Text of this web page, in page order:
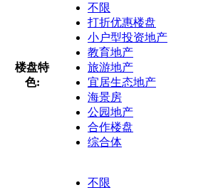
楼盘特
色:
不限
打折优惠楼盘
小户型投资地产
教育地产
旅游地产
宜居生态地产
海景房
公园地产
合作楼盘
综合体
不限